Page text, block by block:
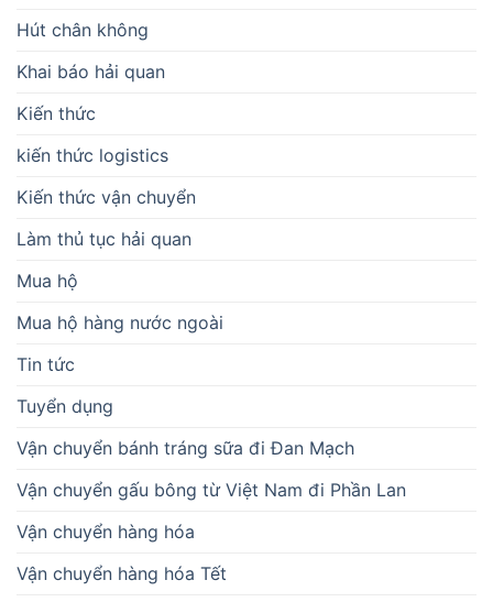
Hút chân không
Khai báo hải quan
Kiến thức
kiến thức logistics
Kiến thức vận chuyển
Làm thủ tục hải quan
Mua hộ
Mua hộ hàng nước ngoài
Tin tức
Tuyển dụng
Vận chuyển bánh tráng sữa đi Đan Mạch
Vận chuyển gấu bông từ Việt Nam đi Phần Lan
Vận chuyển hàng hóa
Vận chuyển hàng hóa Tết